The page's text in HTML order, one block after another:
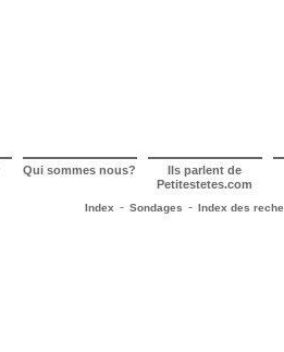
Qui sommes nous? Ils parlent de
Petitestetes.com
Index - Sondages - Index des